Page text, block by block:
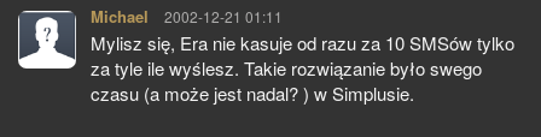
Michael pisze:
2002-12-21 01:11
Mylisz się, Era nie kasuje od razu za 10 SMSów tylko
za tyle ile wyślesz. Takie rozwiązanie było swego
czasu (a może jest nadal? ) w Simplusie.